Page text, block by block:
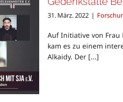
31. März. 2022 |
Auf Initiative von Frau
kam es zu einem
Alkaidy. Der [...]